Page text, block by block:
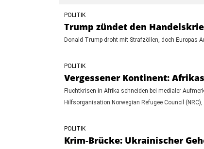
POLITIK
Trump zündet den
Donald Trump droht mit Strafzöllen, doch Europas
POLITIK
Vergessener Kontinent:
Fluchtkrisen in Afrika schneiden bei medialer
Hilfsorganisation Norwegian Refugee Council
POLITIK
Krim-Brücke: Ukrainischer